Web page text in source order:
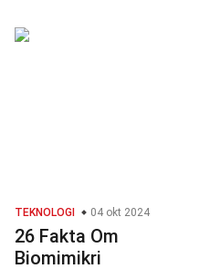
TEKNOLOGI 04 okt 2024
26 Fakta Om
Biomimikri